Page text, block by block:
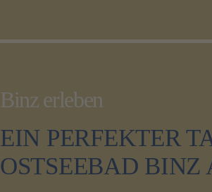
Binz erleben
EIN PERFEKTER
OSTSEEBAD BINZ